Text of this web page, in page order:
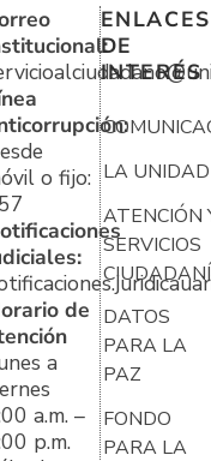
o fijo:
de
a
a.m. –
p.m.
ENLACES
DE
INTERÉS
LA UNIDAD
ATENCIÓN
SERVICIOS
DATOS
PARA LA
PAZ
FONDO
PARA LA